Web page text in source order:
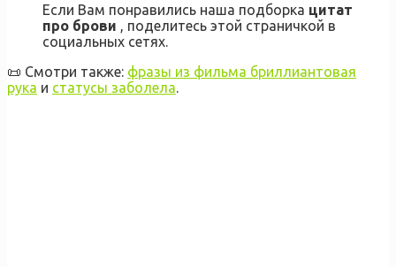
Если Вам понравились наша подборка цитат
про брови
, поделитесь этой страничкой в
социальных сетях.
📜 Смотри также: фразы из фильма бриллиантовая
рука и статусы заболела